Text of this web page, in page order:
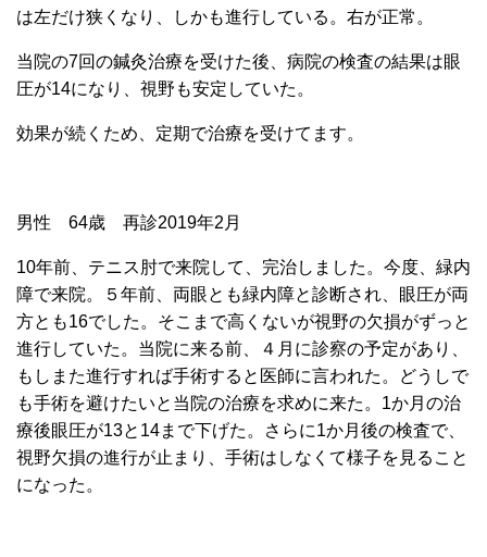
は左だけ狭くなり、しかも進行している。右が正常。
当院の7回の鍼灸治療を受けた後、病院の検査の結果は眼
圧が14になり、視野も安定していた。
効果が続くため、定期で治療を受けてます。
男性 64歳 再診2019年2月
10年前、テニス肘で来院して、完治しました。今度、緑内
障で来院。５年前、両眼とも緑内障と診断され、眼圧が両
方とも16でした。そこまで高くないが視野の欠損がずっと
進行していた。当院に来る前、４月に診察の予定があり、
もしまた進行すれば手術すると医師に言われた。どうしで
も手術を避けたいと当院の治療を求めに来た。1か月の治
療後眼圧が13と14まで下げた。さらに1か月後の検査で、
視野欠損の進行が止まり、手術はしなくて様子を見ること
になった。